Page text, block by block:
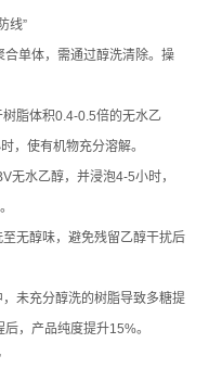
线”
单体，需通过醇洗清除。操
脂体积0.4-0.5倍的无水乙
，使有机物充分溶解。
水乙醇，并浸泡4-5小时，
无醇味，避免残留乙醇干扰后
未充分醇洗的树脂导致多糖提
，产品纯度提升15%。